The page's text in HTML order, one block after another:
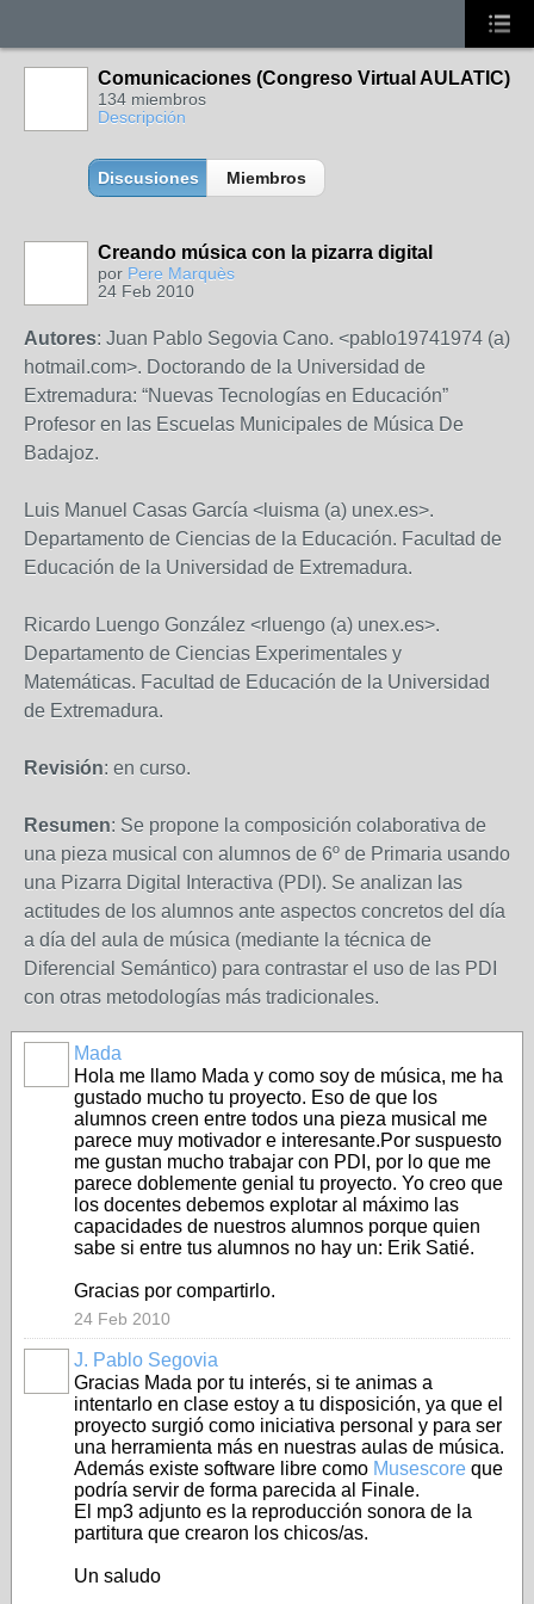
Comunicaciones (Congreso Virtual AULATIC)
134 miembros
Descripción
Discusiones Miembros
Creando música con la pizarra digital
por Pere Marquès
24 Feb 2010
Autores: Juan Pablo Segovia Cano. <pablo19741974 (a)
hotmail.com>. Doctorando de la Universidad de
Extremadura: “Nuevas Tecnologías en Educación”
Profesor en las Escuelas Municipales de Música De
Badajoz.
Luis Manuel Casas García <luisma (a) unex.es>.
Departamento de Ciencias de la Educación. Facultad de
Educación de la Universidad de Extremadura.
Ricardo Luengo González <rluengo (a) unex.es>.
Departamento de Ciencias Experimentales y
Matemáticas. Facultad de Educación de la Universidad
de Extremadura.
Revisión: en curso.
Resumen: Se propone la composición colaborativa de
una pieza musical con alumnos de 6º de Primaria usando
una Pizarra Digital Interactiva (PDI). Se analizan las
actitudes de los alumnos ante aspectos concretos del día
a día del aula de música (mediante la técnica de
Diferencial Semántico) para contrastar el uso de las PDI
con otras metodologías más tradicionales.
Mada
Hola me llamo Mada y como soy de música, me ha
gustado mucho tu proyecto. Eso de que los
alumnos creen entre todos una pieza musical me
parece muy motivador e interesante.Por suspuesto
me gustan mucho trabajar con PDI, por lo que me
parece doblemente genial tu proyecto. Yo creo que
los docentes debemos explotar al máximo las
capacidades de nuestros alumnos porque quien
sabe si entre tus alumnos no hay un: Erik Satié.
Gracias por compartirlo.
24 Feb 2010
J. Pablo Segovia
Gracias Mada por tu interés, si te animas a
intentarlo en clase estoy a tu disposición, ya que el
proyecto surgió como iniciativa personal y para ser
una herramienta más en nuestras aulas de música.
Además existe software libre como Musescore que
podría servir de forma parecida al Finale.
El mp3 adjunto es la reproducción sonora de la
partitura que crearon los chicos/as.
Un saludo